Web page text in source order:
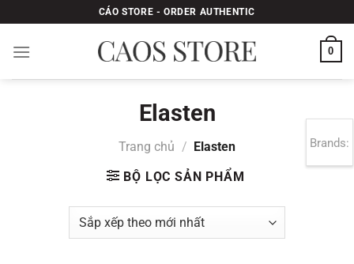
qua
nội
CÁO STORE - ORDER AUTHENTIC
0
Elasten
Trang chủ /
Elasten
BỘ LỌC SẢN PHẨM
Brands: